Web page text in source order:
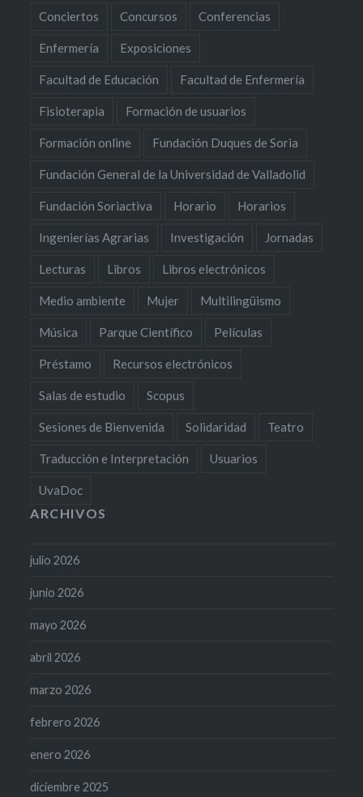
Conciertos Concursos Conferencias
Enfermería Exposiciones
Facultad de Educación Facultad de Enfermería
Fisioterapia Formación de usuarios
Formación online Fundación Duques de Soria
Fundación General de la Universidad de Valladolid
Fundación Soriactiva Horario Horarios
Ingenierías Agrarias Investigación Jornadas
Lecturas Libros Libros electrónicos
Medio ambiente Mujer Multilingüismo
Música Parque Científico Películas
Préstamo Recursos electrónicos
Salas de estudio Scopus
Sesiones de Bienvenida Solidaridad Teatro
Traducción e Interpretación Usuarios
UvaDoc
ARCHIVOS
julio 2026
junio 2026
mayo 2026
abril 2026
marzo 2026
febrero 2026
enero 2026
diciembre 2025